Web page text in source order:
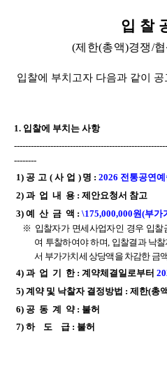
입 찰
(제한(총액)경쟁/
입찰에 부치고자 다음과 같이 공
1. 입찰에 부치는 사항
--------
1) 공고 ( 사업 ) 명 : 2026 전통공연
2) 과 업 내 용 : 제안요청서 참고
3) 예 산 금 액 : \175,000,000원(부가
※ 입찰자가 면세사업자인 경우 입찰
여 투찰하여야 하며 입찰결과 낙
서 부가가치세 상당액을 차감한 금
4) 과 업 기 한 : 계약체결일로부터
5) 계약 및 낙찰자 결정방법 : 제한(총액
6) 공 동 계 약 : 불허
7) 하 도 급 : 불허